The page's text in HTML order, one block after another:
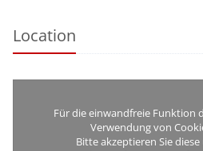
Location
Für die einwandfreie Funktion
Verwendung von
Bitte akzeptieren Sie